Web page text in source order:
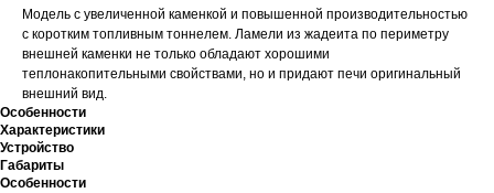
Модель с увеличенной каменкой и повышенной производительностью
с коротким топливным тоннелем. Ламели из жадеита по периметру
внешней каменки не только обладают хорошими
теплонакопительными свойствами, но и придают печи оригинальный
внешний вид.
Особенности
Характеристики
Устройство
Габариты
Особенности